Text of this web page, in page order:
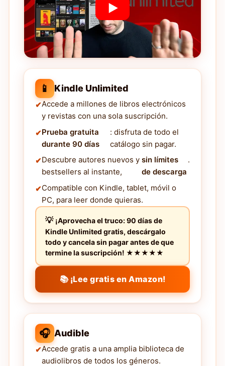
📱 Kindle Unlimited
Accede a millones de libros electrónicos
y revistas con una sola suscripción.
Prueba gratuita
durante 90 días
: disfruta de todo el
catálogo sin pagar.
Descubre autores nuevos y
bestsellers al instante,
sin límites
de descarga
.
Compatible con Kindle, tablet, móvil o
PC, para leer donde quieras.
¡Aprovecha el truco: 90 días de
Kindle Unlimited gratis, descárgalo
todo y cancela sin pagar antes de que
termine la suscripción! ★★★★★
📚 ¡Lee gratis en Amazon!
🎧 Audible
Accede gratis a una amplia biblioteca de
audiolibros de todos los géneros.